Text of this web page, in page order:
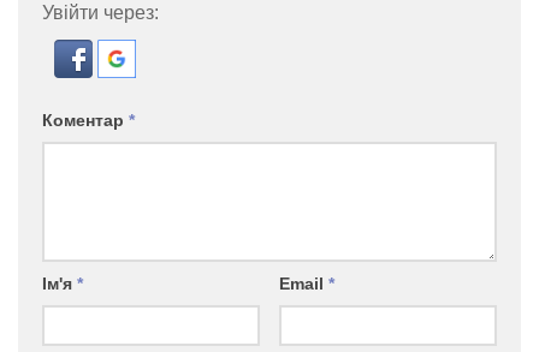
Увійти через:
Коментар *
Ім'я * Email *